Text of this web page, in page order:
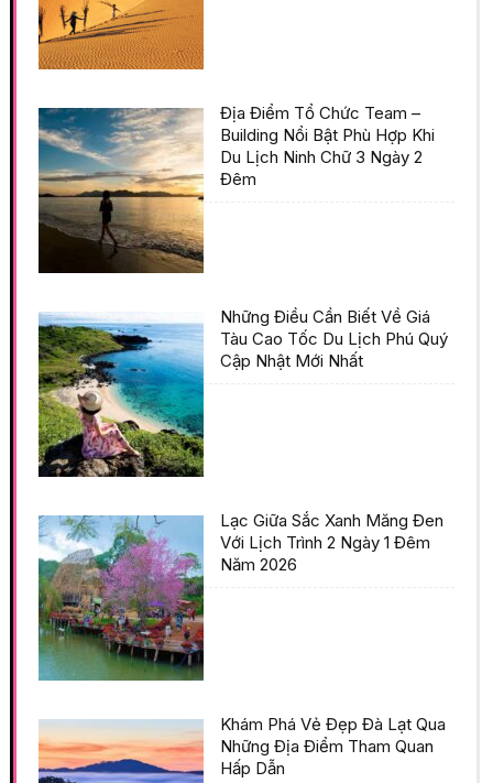
Địa Điểm Tổ Chức Team –
Building Nổi Bật Phù Hợp Khi
Du Lịch Ninh Chữ 3 Ngày 2
Đêm
Những Điều Cần Biết Về Giá
Tàu Cao Tốc Du Lịch Phú Quý
Cập Nhật Mới Nhất
Lạc Giữa Sắc Xanh Măng Đen
Với Lịch Trình 2 Ngày 1 Đêm
Năm 2026
Khám Phá Vẻ Đẹp Đà Lạt Qua
Những Địa Điểm Tham Quan
Hấp Dẫn